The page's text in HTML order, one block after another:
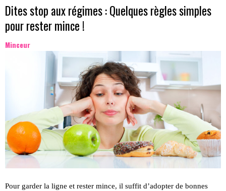
Dites stop aux régimes : Quelques règles simples
pour rester mince !
Minceur
Pour garder la ligne et rester mince, il suffit d’adopter de bonnes